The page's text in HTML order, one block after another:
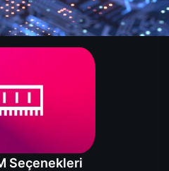
Seçenekleri